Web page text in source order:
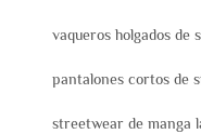
vaqueros holgados de
pantalones cortos de
streetwear de manga